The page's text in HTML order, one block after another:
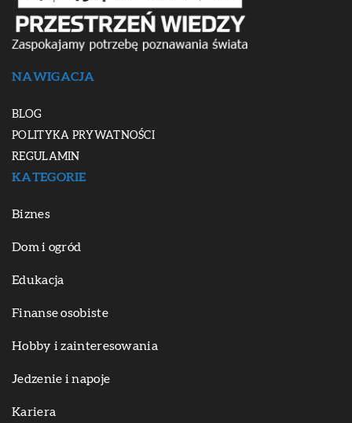
NAWIGACJA
BLOG
POLITYKA PRYWATNOŚCI
REGULAMIN
KATEGORIE
Biznes
Dom i ogród
Edukacja
Finanse osobiste
Hobby i zainteresowania
Jedzenie i napoje
Kariera